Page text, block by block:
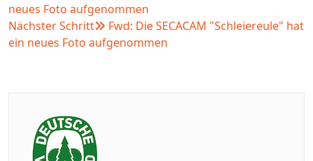
neues Foto aufgenommen
Nächster Schritt
Fwd: Die SECACAM "Schleiereule" hat
ein neues Foto aufgenommen